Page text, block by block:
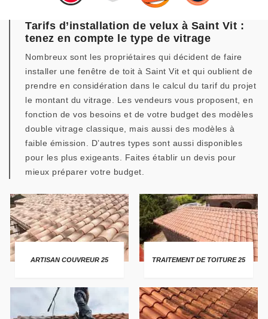
Tarifs d’installation de velux à Saint Vit :
tenez en compte le type de vitrage
Nombreux sont les propriétaires qui décident de faire
installer une fenêtre de toit à Saint Vit et qui oublient de
prendre en considération dans le calcul du tarif du projet
le montant du vitrage. Les vendeurs vous proposent, en
fonction de vos besoins et de votre budget des modèles
double vitrage classique, mais aussi des modèles à
faible émission. D’autres types sont aussi disponibles
pour les plus exigeants. Faites établir un devis pour
mieux préparer votre budget.
ARTISAN COUVREUR 25 TRAITEMENT DE TOITURE 25